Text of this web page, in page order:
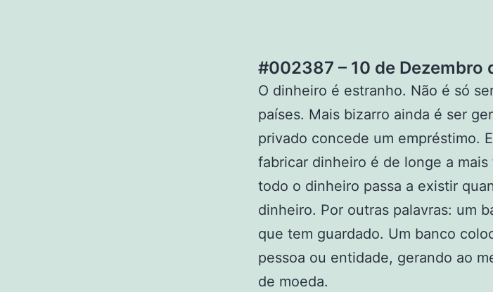
#002387 – 10 de Dezembro
O dinheiro é estranho. Não é só
países. Mais bizarro ainda é ser
privado concede um empréstimo.
fabricar dinheiro é de longe a
todo o dinheiro passa a existir
dinheiro. Por outras palavras: um
que tem guardado. Um banco
pessoa ou entidade, gerando ao
de moeda.